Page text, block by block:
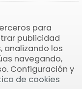
para
publicidad
analizando los
navegando,
Configuración y
de cookies